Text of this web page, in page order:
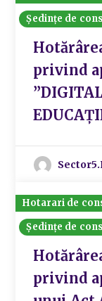
Ședințe de
privind
Hotarari de
Ședințe de
privind